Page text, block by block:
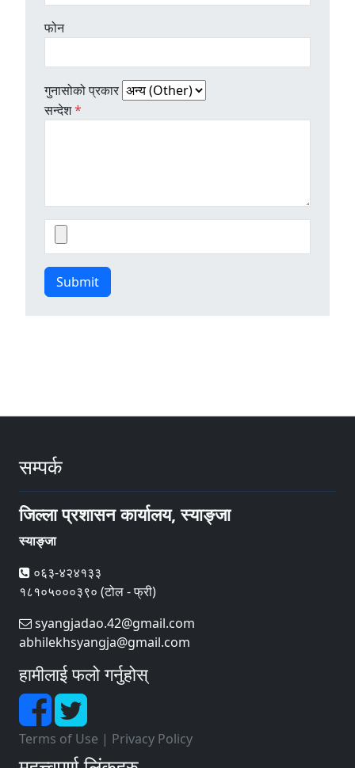
फोन
गुनासोको प्रकार
सन्देश*
Submit
सम्पर्क
जिल्ला प्रशासन कार्यालय, स्याङ्जा
स्याङ्जा
०६३-४२४१३३
१८१०५०००३९० (टोल - फ्री)
syangjadao.42@gmail.com
abhilekhsyangja@gmail.com
हामीलाई फलो गर्नुहोस्
Terms of Use | Privacy Policy